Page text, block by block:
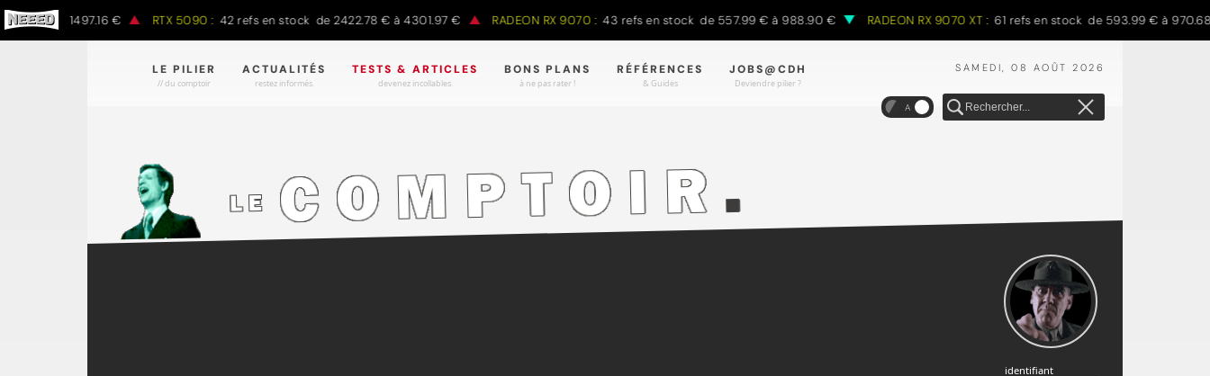
€ à 1497.16 € RTX 5090 : 42 refs en stock de 2422.78 € à 4301.97 € RADEON RX 9070 : 43 refs en stock de 557.99 € à 988.90 € RADEON RX 9070 XT : 61 refs en stock de 593.99 € à 970.68 €
SAMEDI, 08 AOÛT 2026
LE PILIER
// du comptoir
ACTUALITÉS
restez informés.
TESTS & ARTICLES
devenez incollables.
BONS PLANS
à ne pas rater !
RÉFÉRENCES
& Guides
JOBS@CDH
Deviendre pilier ?
A
identifiant
identifiant